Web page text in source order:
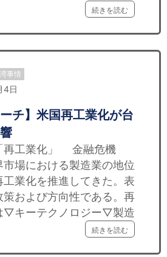
続きを読む
事情
4日
ーチ】米国再工業化が台
再工業化」 金融危機
場における製造業の地位
業化を推進してきた。表
策および方向性である。再
▽キーテクノロジー▽製造
続きを読む